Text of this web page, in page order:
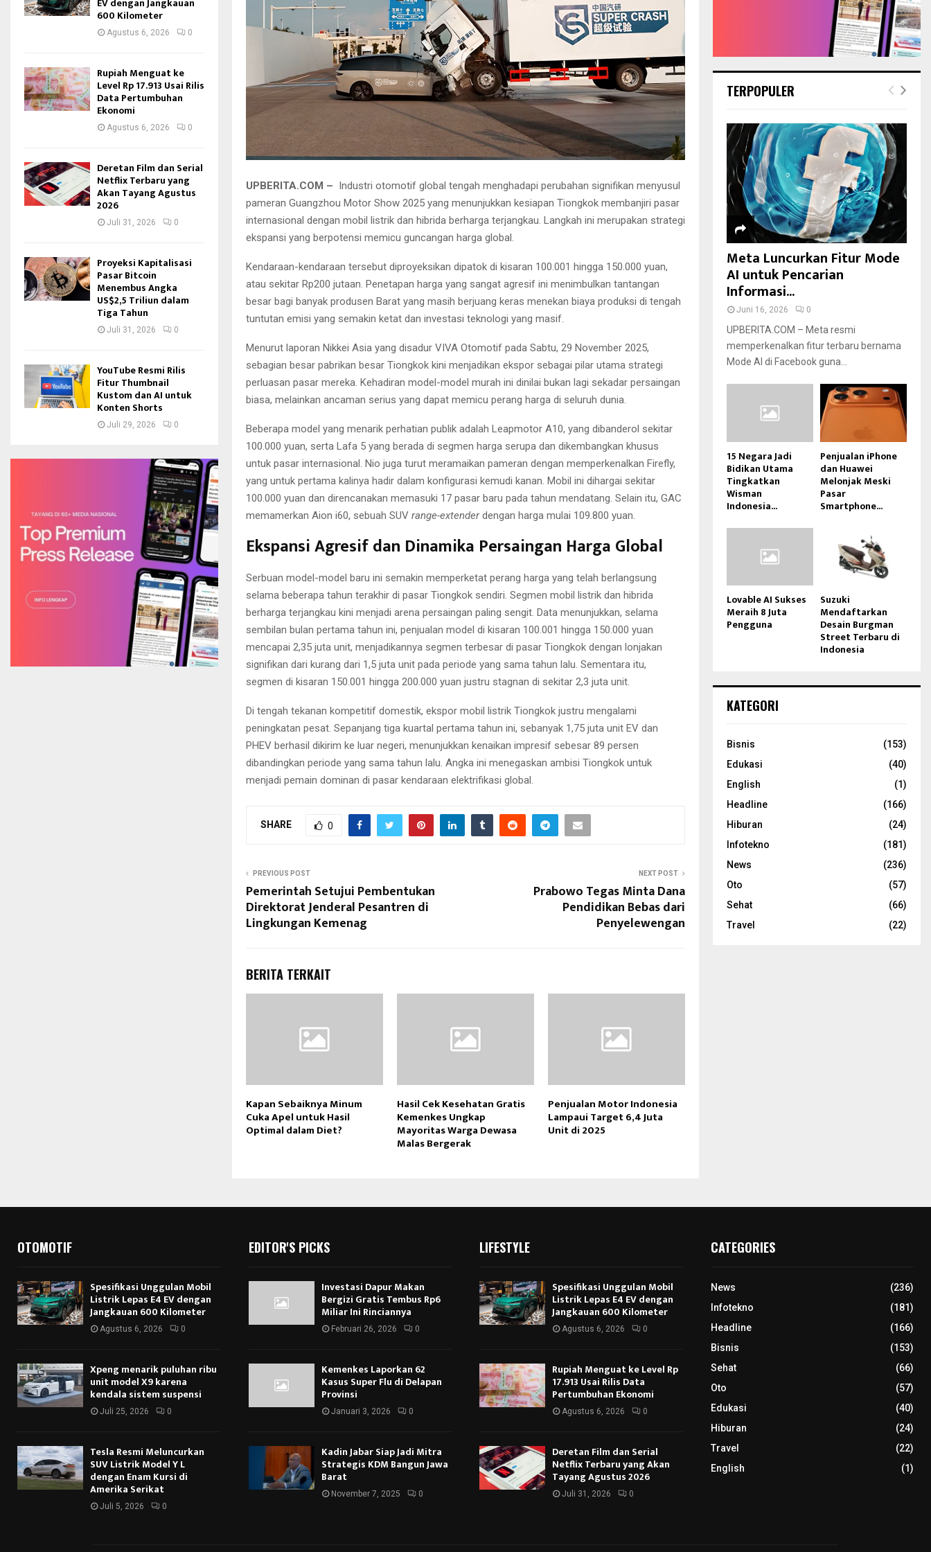
UPBERITA.COM – Industri otomotif global tengah menghadapi perubahan signifikan menyusul
pameran Guangzhou Motor Show 2025 yang menunjukkan kesiapan Tiongkok membanjiri pasar
internasional dengan mobil listrik dan hibrida berharga terjangkau. Langkah ini merupakan strategi
ekspansi yang berpotensi memicu guncangan harga global.
Kendaraan-kendaraan tersebut diproyeksikan dipatok di kisaran 100.001 hingga 150.000 yuan,
atau sekitar Rp200 jutaan. Penetapan harga yang sangat agresif ini menimbulkan tantangan
besar bagi banyak produsen Barat yang masih berjuang keras menekan biaya produksi di tengah
tuntutan emisi yang semakin ketat dan investasi teknologi yang masif.
Menurut laporan Nikkei Asia yang disadur VIVA Otomotif pada Sabtu, 29 November 2025,
sebagian besar pabrikan besar Tiongkok kini menjadikan ekspor sebagai pilar utama strategi
perluasan pasar mereka. Kehadiran model-model murah ini dinilai bukan lagi sekadar persaingan
biasa, melainkan ancaman serius yang dapat memicu perang harga di seluruh dunia.
Beberapa model yang menarik perhatian publik adalah Leapmotor A10, yang dibanderol sekitar
100.000 yuan, serta Lafa 5 yang berada di segmen harga serupa dan dikembangkan khusus
untuk pasar internasional. Nio juga turut meramaikan pameran dengan memperkenalkan Firefly,
yang untuk pertama kalinya hadir dalam konfigurasi kemudi kanan. Mobil ini dihargai sekitar
100.000 yuan dan direncanakan memasuki 17 pasar baru pada tahun mendatang. Selain itu, GAC
memamerkan Aion i60, sebuah SUV range-extenderdengan harga mulai 109.800 yuan.
Ekspansi Agresif dan Dinamika Persaingan Harga Global
Serbuan model-model baru ini semakin memperketat perang harga yang telah berlangsung
selama beberapa tahun terakhir di pasar Tiongkok sendiri. Segmen mobil listrik dan hibrida
berharga terjangkau kini menjadi arena persaingan paling sengit. Data menunjukkan, selama
sembilan bulan pertama tahun ini, penjualan model di kisaran 100.001 hingga 150.000 yuan
mencapai 2,35 juta unit, menjadikannya segmen terbesar di pasar Tiongkok dengan lonjakan
signifikan dari kurang dari 1,5 juta unit pada periode yang sama tahun lalu. Sementara itu,
segmen di kisaran 150.001 hingga 200.000 yuan justru stagnan di sekitar 2,3 juta unit.
Di tengah tekanan kompetitif domestik, ekspor mobil listrik Tiongkok justru mengalami
peningkatan pesat. Sepanjang tiga kuartal pertama tahun ini, sebanyak 1,75 juta unit EV dan
PHEV berhasil dikirim ke luar negeri, menunjukkan kenaikan impresif sebesar 89 persen
dibandingkan periode yang sama tahun lalu. Angka ini menegaskan ambisi Tiongkok untuk
menjadi pemain dominan di pasar kendaraan elektrifikasi global.
SHARE 0
PREVIOUS POST
Pemerintah Setujui Pembentukan
Direktorat Jenderal Pesantren di
Lingkungan Kemenag
NEXT POST
Prabowo Tegas Minta Dana
Pendidikan Bebas dari
Penyelewengan
BERITA TERKAIT
Kapan Sebaiknya Minum
Cuka Apel untuk Hasil
Optimal dalam Diet?
Hasil Cek Kesehatan Gratis
Kemenkes Ungkap
Mayoritas Warga Dewasa
Malas Bergerak
Penjualan Motor Indonesia
Lampaui Target 6,4 Juta
Unit di 2025
600 Kilometer
Agustus 6, 2026 0
Rupiah Menguat ke
Level Rp 17.913 Usai Rilis
Data Pertumbuhan
Ekonomi
Agustus 6, 2026 0
Deretan Film dan Serial
Netflix Terbaru yang
Akan Tayang Agustus
2026
Juli 31, 2026 0
Proyeksi Kapitalisasi
Pasar Bitcoin
Menembus Angka
US$2,5 Triliun dalam
Tiga Tahun
Juli 31, 2026 0
YouTube Resmi Rilis
Fitur Thumbnail
Kustom dan AI untuk
Konten Shorts
Juli 29, 2026 0
TERPOPULER
Meta Luncurkan Fitur Mode
AI untuk Pencarian
Informasi...
Juni 16, 2026 0
UPBERITA.COM – Meta resmi
memperkenalkan fitur terbaru bernama
Mode AI di Facebook guna...
15 Negara Jadi
Bidikan Utama
Tingkatkan
Wisman
Indonesia...
Penjualan iPhone
dan Huawei
Melonjak Meski
Pasar
Smartphone...
Lovable AI Sukses
Meraih 8 Juta
Pengguna
Suzuki
Mendaftarkan
Desain Burgman
Street Terbaru di
Indonesia
KATEGORI
Bisnis
(153)
Edukasi
(40)
English
(1)
Headline
(166)
Hiburan
(24)
Infotekno
(181)
News
(236)
Oto
(57)
Sehat
(66)
Travel
(22)
OTOMOTIF
Spesifikasi Unggulan Mobil
Listrik Lepas E4 EV dengan
Jangkauan 600 Kilometer
Agustus 6, 2026 0
Xpeng menarik puluhan ribu
unit model X9 karena
kendala sistem suspensi
Juli 25, 2026 0
Tesla Resmi Meluncurkan
SUV Listrik Model Y L
dengan Enam Kursi di
Amerika Serikat
Juli 5, 2026 0
EDITOR'S PICKS
Investasi Dapur Makan
Bergizi Gratis Tembus Rp6
Miliar Ini Rinciannya
Februari 26, 2026 0
Kemenkes Laporkan 62
Kasus Super Flu di Delapan
Provinsi
Januari 3, 2026 0
Kadin Jabar Siap Jadi Mitra
Strategis KDM Bangun Jawa
Barat
November 7, 2025 0
LIFESTYLE
Spesifikasi Unggulan Mobil
Listrik Lepas E4 EV dengan
Jangkauan 600 Kilometer
Agustus 6, 2026 0
Rupiah Menguat ke Level Rp
17.913 Usai Rilis Data
Pertumbuhan Ekonomi
Agustus 6, 2026 0
Deretan Film dan Serial
Netflix Terbaru yang Akan
Tayang Agustus 2026
Juli 31, 2026 0
CATEGORIES
News
(236)
Infotekno
(181)
Headline
(166)
Bisnis
(153)
Sehat
(66)
Oto
(57)
Edukasi
(40)
Hiburan
(24)
Travel
(22)
English
(1)